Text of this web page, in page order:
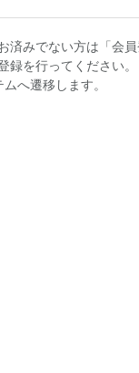
済みでない方は「会
録を行ってください。
へ遷移します。